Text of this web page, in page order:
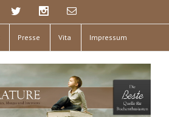
Presse Vita Impressum